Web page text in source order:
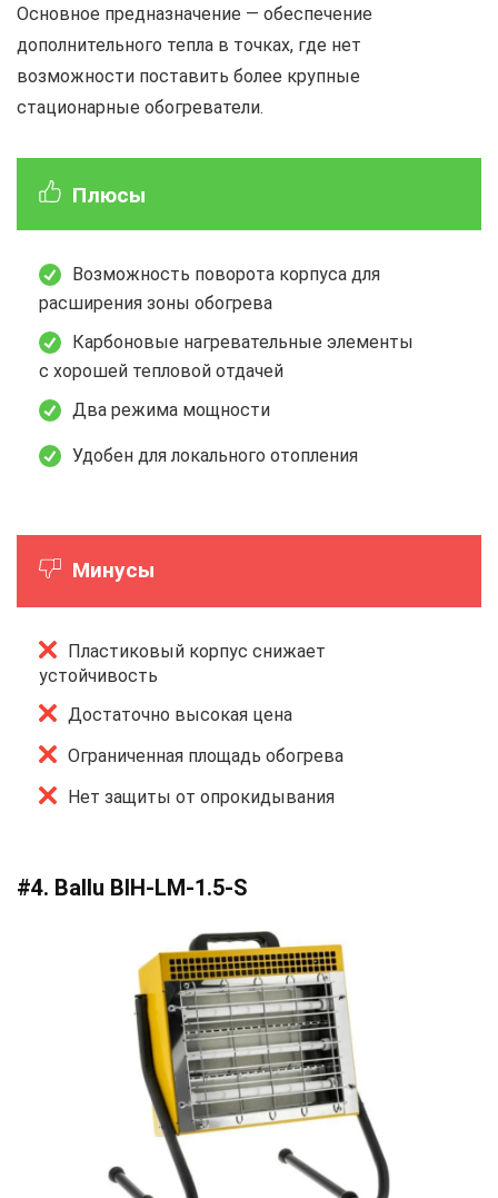
Основное предназначение — обеспечение
дополнительного тепла в точках, где нет
возможности поставить более крупные
стационарные обогреватели.
Плюсы
Возможность поворота корпуса для
расширения зоны обогрева
Карбоновые нагревательные элементы
с хорошей тепловой отдачей
Два режима мощности
Удобен для локального отопления
Минусы
Пластиковый корпус снижает
устойчивость
Достаточно высокая цена
Ограниченная площадь обогрева
Нет защиты от опрокидывания
#4. Ballu BIH-LM-1.5-S